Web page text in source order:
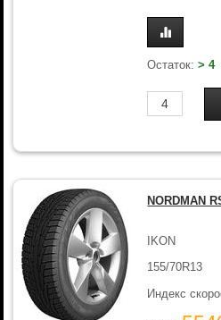
Остаток:> 4
NORDMAN
IKON
155/70R13
Индекс